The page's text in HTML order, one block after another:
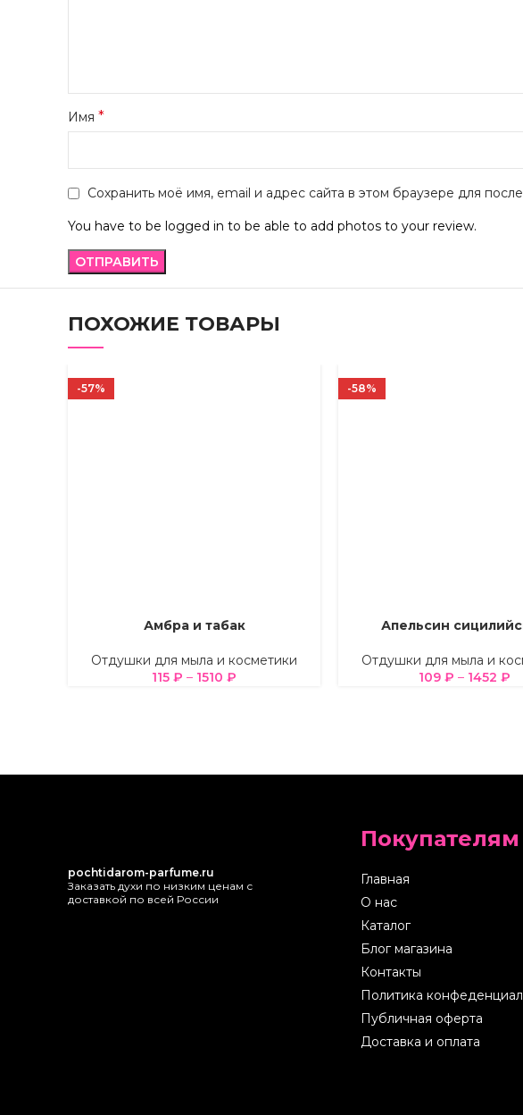
Имя *
Сохранить моё имя, email и адрес сайта в этом браузере для
You have to be logged in to be able to add photos to your review.
ПОХОЖИЕ ТОВАРЫ
-57%
ВЫБЕРИТЕ ПАРАМЕТРЫ
Амбра и табак
Отдушки для мыла и косметики
115 ₽ – 1510 ₽
-58%
ВЫБЕРИТЕ ПАРАМЕТРЫ
Апельсин
Отдушки для мыла и
109 ₽ – 1452 ₽
pochtidarom-parfume.ru
Заказать духи по низким ценам с
доставкой по всей России
Покупателям
Главная
О нас
Каталог
Блог магазина
Контакты
Политика
Публичная оферта
Доставка и оплата